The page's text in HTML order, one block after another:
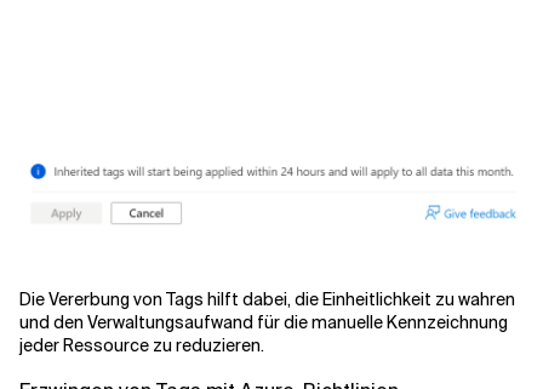
Die Vererbung von Tags hilft dabei, die Einheitlichkeit zu wahren
und den Verwaltungsaufwand für die manuelle Kennzeichnung
jeder Ressource zu reduzieren.